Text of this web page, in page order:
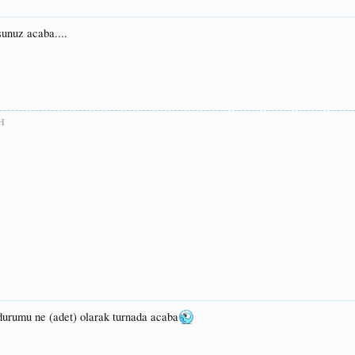
acaba....
ne (adet) olarak turnada acaba